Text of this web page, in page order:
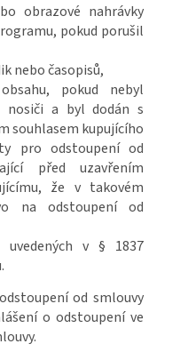
obrazové nahrávky
pokud porušil
nebo časopisů,
pokud nebyl
nosiči a byl dodán s
souhlasem kupujícího
pro odstoupení od
před uzavřením
že v takovém
na odstoupení od
v § 1837
od smlouvy
o odstoupení ve